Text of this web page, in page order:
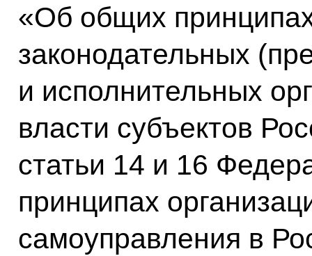
«Об общих
законодательных
и исполнительных
власти субъектов
статьи 14 и 16
принципах
самоуправления в